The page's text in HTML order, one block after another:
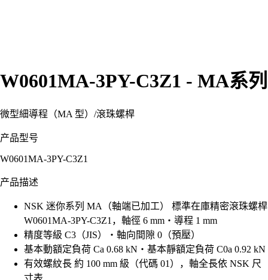
W0601MA-3PY-C3Z1 - MA系列
微型細導程（MA 型） /滾珠螺桿
产品型号
W0601MA-3PY-C3Z1
产品描述
NSK 迷你系列 MA（軸端已加工） 標準在庫精密滾珠螺桿
W0601MA-3PY-C3Z1，軸徑 6 mm・導程 1 mm
精度等級 C3（JIS）・軸向間隙 0（預壓）
基本動額定負荷 Ca 0.68 kN・基本靜額定負荷 C0a 0.92 kN
有效螺紋長 約 100 mm 級（代碼 01），軸全長依 NSK 尺
寸表